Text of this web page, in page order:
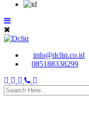
info@dcliq.co.id
085188338299
search
here